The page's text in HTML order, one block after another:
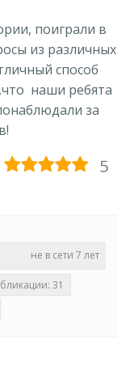
поиграли в
из различных
способ
наши ребята
за
5
не в сети 7 лет
31